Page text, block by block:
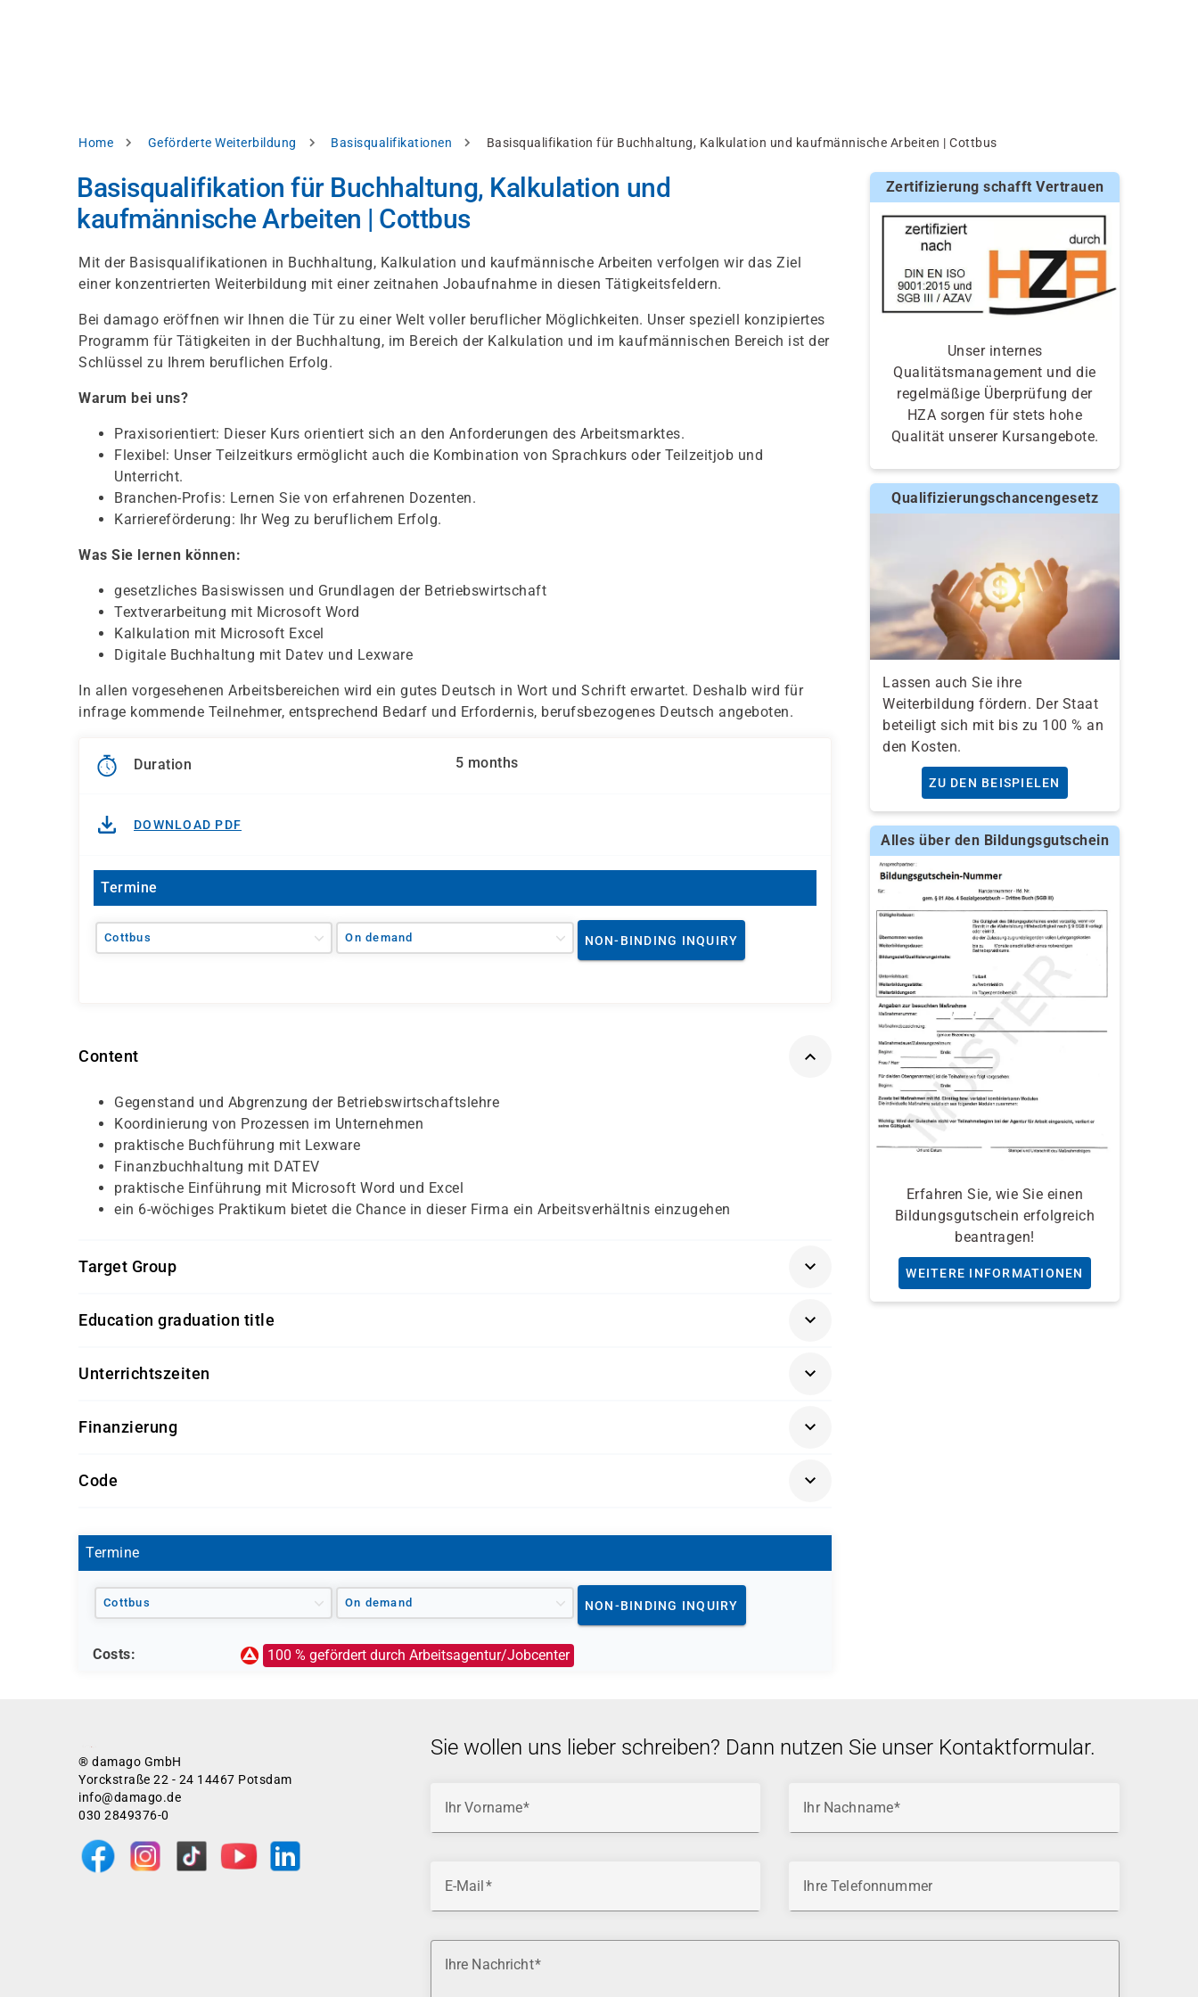
Breadcrumb
Home Geförderte Weiterbildung Basisqualifikationen Basisqualifikation für Buchhaltung, Kalkulation und kaufmännische Arbeiten | Cottbus
Basisqualifikation für Buchhaltung, Kalkulation und
kaufmännische Arbeiten | Cottbus
Mit der Basisqualifikationen in Buchhaltung, Kalkulation und kaufmännische Arbeiten verfolgen wir das Ziel
einer konzentrierten Weiterbildung mit einer zeitnahen Jobaufnahme in diesen Tätigkeitsfeldern.
Bei damago eröffnen wir Ihnen die Tür zu einer Welt voller beruflicher Möglichkeiten. Unser speziell konzipiertes
Programm für Tätigkeiten in der Buchhaltung, im Bereich der Kalkulation und im kaufmännischen Bereich ist der
Schlüssel zu Ihrem beruflichen Erfolg.
Warum bei uns?
Praxisorientiert: Dieser Kurs orientiert sich an den Anforderungen des Arbeitsmarktes.
Flexibel: Unser Teilzeitkurs ermöglicht auch die Kombination von Sprachkurs oder Teilzeitjob und
Unterricht.
Branchen-Profis: Lernen Sie von erfahrenen Dozenten.
Karriereförderung: Ihr Weg zu beruflichem Erfolg.
Was Sie lernen können:
gesetzliches Basiswissen und Grundlagen der Betriebswirtschaft
Textverarbeitung mit Microsoft Word
Kalkulation mit Microsoft Excel
Digitale Buchhaltung mit Datev und Lexware
In allen vorgesehenen Arbeitsbereichen wird ein gutes Deutsch in Wort und Schrift erwartet. Deshalb wird für
infrage kommende Teilnehmer, entsprechend Bedarf und Erfordernis, berufsbezogenes Deutsch angeboten.
Duration 5 months
DOWNLOAD PDF
Termine
Cottbus On demand NON-BINDING INQUIRY
Content
Gegenstand und Abgrenzung der Betriebswirtschaftslehre
Koordinierung von Prozessen im Unternehmen
praktische Buchführung mit Lexware
Finanzbuchhaltung mit DATEV
praktische Einführung mit Microsoft Word und Excel
ein 6-wöchiges Praktikum bietet die Chance in dieser Firma ein Arbeitsverhältnis einzugehen
Target Group
Education graduation title
Unterrichtszeiten
Finanzierung
Deutsche Rentenversicherung
Europäischer Sozialfond (ESF)
oder anderer Kostenträger ist bei Eignung möglich.
Code
Termine
Cottbus On demand NON-BINDING INQUIRY
Costs: 100 % gefördert durch Arbeitsagentur/Jobcenter
Zertifizierung schafft Vertrauen
Unser internes
Qualitätsmanagement und die
regelmäßige Überprüfung der
HZA sorgen für stets hohe
Qualität unserer Kursangebote.
Qualifizierungschancengesetz
Lassen auch Sie ihre
Weiterbildung fördern. Der Staat
beteiligt sich mit bis zu 100 % an
den Kosten.
ZU DEN BEISPIELEN
Alles über den Bildungsgutschein
Erfahren Sie, wie Sie einen
Bildungsgutschein erfolgreich
beantragen!
WEITERE INFORMATIONEN
® damago GmbH
Yorckstraße 22 - 24 14467 Potsdam
info@damago.de
030 2849376-0
Sie wollen uns lieber schreiben? Dann nutzen Sie unser Kontaktformular.
Ihr Vorname Ihr Nachname
E-Mail Ihre Telefonnummer
Ihre Nachricht